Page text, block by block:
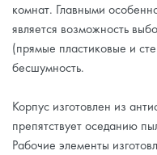
комнат. Главными
является возможность
(прямые пластиковые и
бесшумность.
Корпус изготовлен из
препятствует оседанию
Рабочие элементы